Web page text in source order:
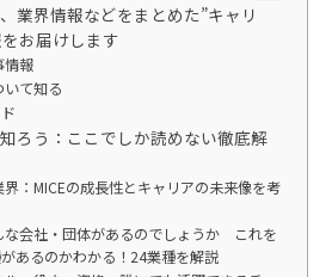
業界情報などをまとめた”キャリ
お届けします
情報
いて知る
ろう：ここでしか読めない徹底解
界：MICEの成長性とキャリアの未来像を考
な会社・団体があるのでしょうか これを
あるのかわかる！24業種を解説